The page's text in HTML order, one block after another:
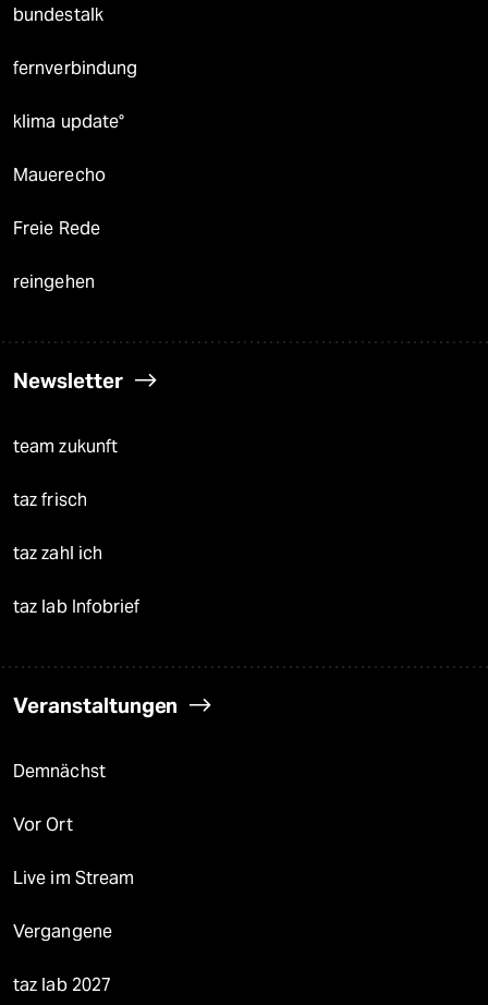
bundestalk
fernverbindung
klima update°
Mauerecho
Freie Rede
reingehen
Newsletter
team zukunft
taz frisch
taz zahl ich
taz lab Infobrief
Veranstaltungen
Demnächst
Vor Ort
Live im Stream
Vergangene
taz lab 2027